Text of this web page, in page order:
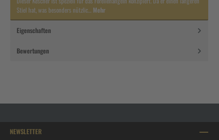
Stiel hat, was besonders nützlic… Mehr
Eigenschaften
Bewertungen
NEWSLETTER